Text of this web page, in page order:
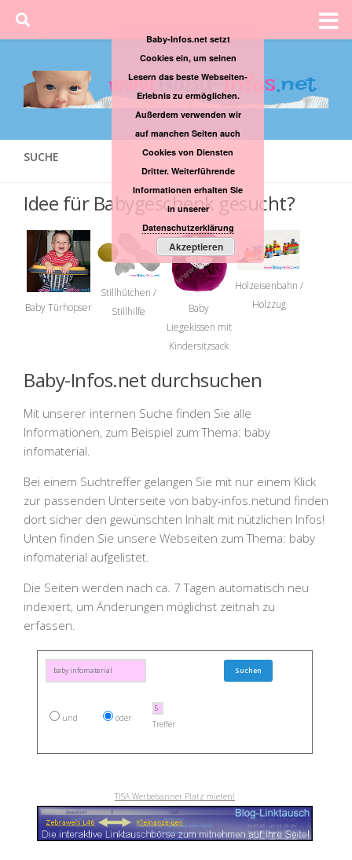
SUCHE
Idee für Babygeschenk gesucht?
Baby Türhopser
Stillhütchen /
Stillhilfe
Baby
Liegekissen mit
Kindersitzsack
Holzeisenbahn /
Holzzug
Baby-Infos.net durchsuchen
Mit unserer internen Suche finden Sie alle
Informationen, zum Beispiel zum Thema: baby
infomaterial.
Bei einem Suchtreffer gelangen Sie mit nur einem Klick
zur passenden Unterseite von baby-infos.netund finden
dort sicher den gewünschten Inhalt mit nützlichen Infos!
Unten finden Sie unsere Webseiten zum Thema: baby
infomaterial aufgelistet.
Die Seiten werden nach ca. 7 Tagen automatisch neu
indexiert, um Änderungen möglichst zeitnah zu
erfassen.
und oder
Treffer
TISA Werbebanner Platz mieten!
Baby-Infos.net setzt
Cookies ein, um seinen
Lesern das beste Webseiten-
Erlebnis zu ermöglichen.
Außerdem verwenden wir
auf manchen Seiten auch
Cookies von Diensten
Dritter. Weiterführende
Informationen erhalten Sie
in unserer
Datenschutzerklärung
Akzeptieren